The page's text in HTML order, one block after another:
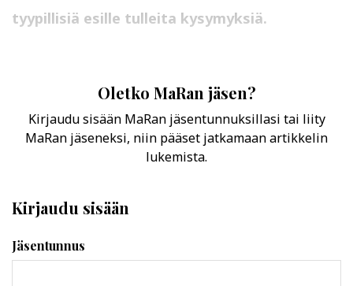
tyypillisiä esille tulleita kysymyksiä.
Oletko MaRan jäsen?
Kirjaudu sisään MaRan jäsentunnuksillasi tai liity
MaRan jäseneksi, niin pääset jatkamaan artikkelin
lukemista.
Kirjaudu sisään
Jäsentunnus